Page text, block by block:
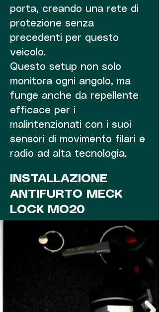
porta, creando una rete di
protezione senza
precedenti per questo
veicolo.
Questo setup non solo
monitora ogni angolo, ma
funge anche da repellente
efficace per i
malintenzionati con i suoi
sensori di movimento filari e
radio ad alta tecnologia.
INSTALLAZIONE
ANTIFURTO MECK
LOCK MO20